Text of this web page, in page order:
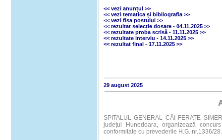
<< vezi anunțul >>
<< vezi tematica și bibliografia >>
<< vezi fișa postului >>
<< rezultat selecție dosare - 04.11.2025 >>
<< rezultate proba scrisă - 11.11.2025 >>
<< rezultate interviu - 14.11.2025 >>
<< rezultat final - 17.11.2025 >>
29 august 2025
SPITALUL GENERAL CĂI FERATE
județul Hunedoara, organizează
conformitate cu prevederile H.G. nr.1336/